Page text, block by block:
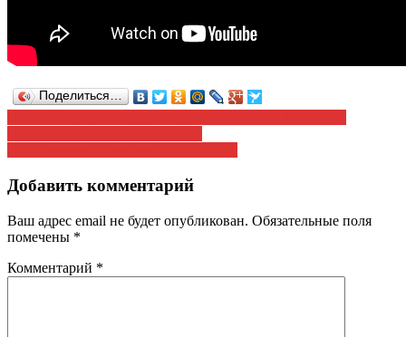
Поделиться…
Навигация
по
Добавить комментарий
Ваш адрес email не будет опубликован. Обязательные поля
помечены *
Комментарий *